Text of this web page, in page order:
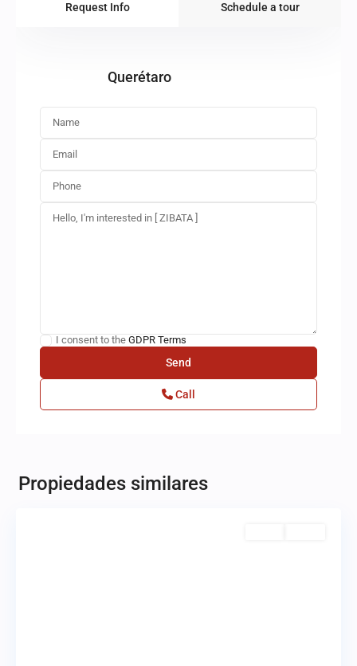
Request Info Schedule a tour
Querétaro
I consent to the GDPR Terms
Call
Propiedades similares
Marqués